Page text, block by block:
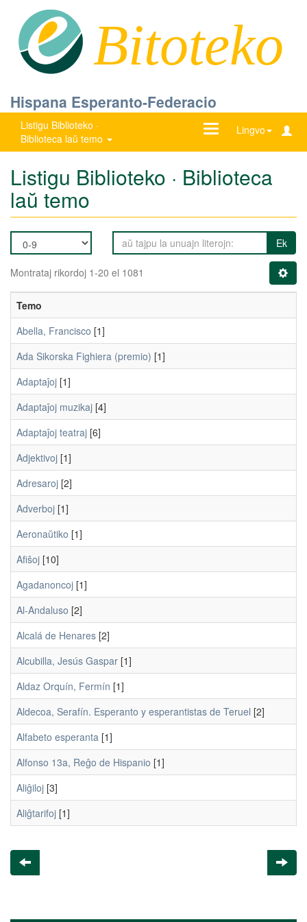
Bitoteko
Hispana Esperanto-Federacio
Listigu Biblioteko ·
Biblioteca laŭ temo
Lingvo
Ŝanĝu
Listigu Biblioteko · Biblioteca
laŭ temo
Ek
Montrataj rikordoj 1-20 el 1081
Temo
Abella, Francisco [1]
Ada Sikorska Fighiera (premio) [1]
Adaptaĵoj [1]
Adaptaĵoj muzikaj [4]
Adaptaĵoj teatraj [6]
Adjektivoj [1]
Adresaroj [2]
Adverboj [1]
Aeronaŭtiko [1]
Afiŝoj [10]
Agadanoncoj [1]
Al-Andaluso [2]
Alcalá de Henares [2]
Alcubilla, Jesús Gaspar [1]
Aldaz Orquín, Fermín [1]
Aldecoa, Serafín. Esperanto y esperantistas de Teruel [2]
Alfabeto esperanta [1]
Alfonso 13a, Reĝo de Hispanio [1]
Aliĝiloj [3]
Aliĝtarifoj [1]